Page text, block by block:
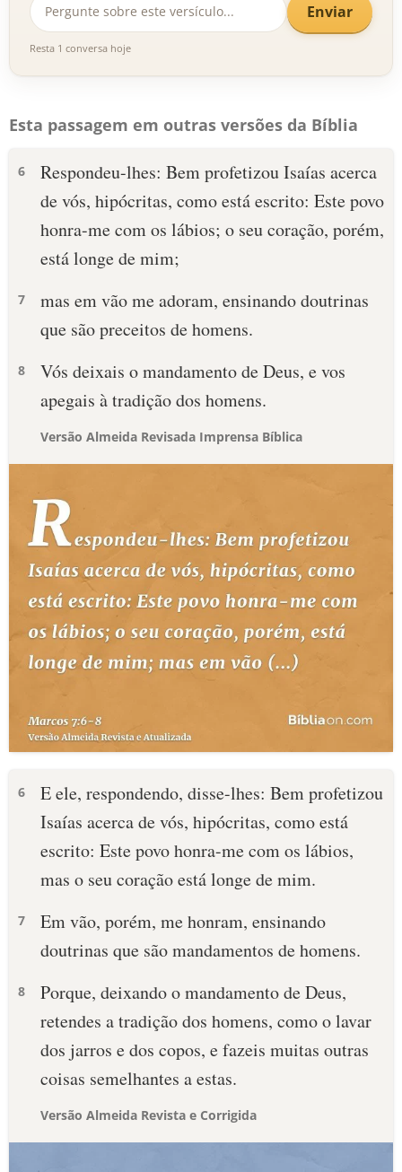
Enviar
Resta 1 conversa hoje
Esta passagem em outras versões da Bíblia
6
Respondeu-lhes: Bem profetizou Isaías acerca
de vós, hipócritas, como está escrito: Este povo
honra-me com os lábios; o seu coração, porém,
está longe de mim;
7
mas em vão me adoram, ensinando doutrinas
que são preceitos de homens.
8
Vós deixais o mandamento de Deus, e vos
apegais à tradição dos homens.
Versão Almeida Revisada Imprensa Bíblica
6
E ele, respondendo, disse-lhes: Bem profetizou
Isaías acerca de vós, hipócritas, como está
escrito: Este povo honra-me com os lábios,
mas o seu coração está longe de mim.
7
Em vão, porém, me honram, ensinando
doutrinas que são mandamentos de homens.
8
Porque, deixando o mandamento de Deus,
retendes a tradição dos homens, como o lavar
dos jarros e dos copos, e fazeis muitas outras
coisas semelhantes a estas.
Versão Almeida Revista e Corrigida